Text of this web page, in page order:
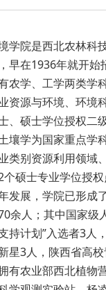
学院是西北农林科
早在1936年就开始
农学、工学两类学
资源与环境、环境
、硕士学位授权二
壤学为国家重点学
类别资源利用领域
硕士专业学位授权
发展，学院已形成
余人；其中国家级
持计划”入选者3人
星3人，陕西省高
有农业部西北植物